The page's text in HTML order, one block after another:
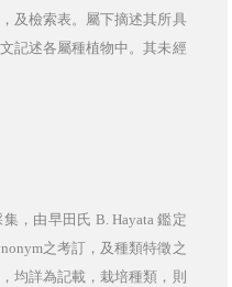
及檢索表。屬下摘述其所具
記述各屬種植物中。其未經
，由早田氏 B. Hayata鑑定
之考訂，及種類特徵之
均詳為記載，栽培種類，則